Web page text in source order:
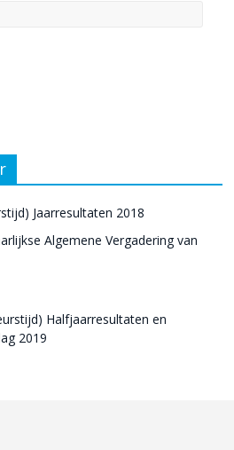
Jaarresultaten 2018
Algemene Vergadering van
Halfjaarresultaten en
2019